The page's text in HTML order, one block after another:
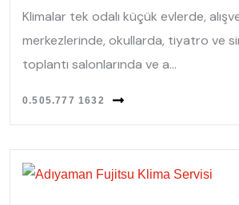
Klimalar tek odalı küçük evlerde,
merkezlerinde, okullarda, tiyatro ve
toplantı salonlarında ve a...
0.505.777 1632